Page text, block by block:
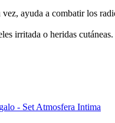
ayuda a combatir los
irritada o heridas cutáneas.